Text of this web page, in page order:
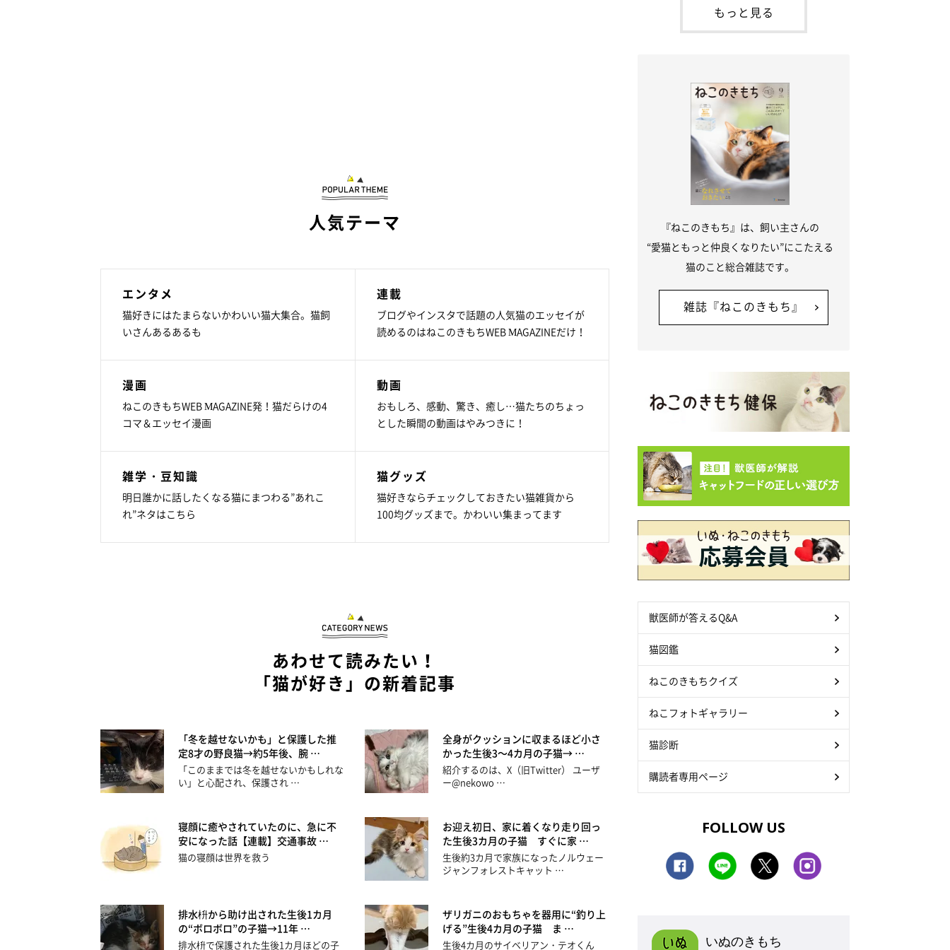
人気テーマ
エンタメ
猫好きにはたまらないかわいい猫大集合。猫飼
いさんあるあるも
連載
ブログやインスタで話題の人気猫のエッセイが
読めるのはねこのきもちWEB MAGAZINEだけ！
漫画
ねこのきもちWEB MAGAZINE発！猫だらけの4
コマ＆エッセイ漫画
動画
おもしろ、感動、驚き、癒し…猫たちのちょっ
とした瞬間の動画はやみつきに！
雑学・豆知識
明日誰かに話したくなる猫にまつわる”あれこ
れ”ネタはこちら
猫グッズ
猫好きならチェックしておきたい猫雑貨から
100均グッズまで。かわいい集まってます
あわせて読みたい！
「猫が好き」の新着記事
「冬を越せないかも」と保護した推
定8才の野良猫→約5年後、腕 …
「このままでは冬を越せないかもしれな
い」と心配され、保護され …
全身がクッションに収まるほど小さ
かった生後3～4カ月の子猫→ …
紹介するのは、X（旧Twitter） ユーザ
ー@nekowo …
寝顔に癒やされていたのに、急に不
安になった話【連載】交通事故 …
猫の寝顔は世界を救う
お迎え初日、家に着くなり走り回っ
た生後3カ月の子猫 すぐに家 …
生後約3カ月で家族になったノルウェー
ジャンフォレストキャット …
排水枡から助け出された生後1カ月
の“ボロボロ”の子猫→11年 …
排水枡で保護された生後1カ月ほどの子
ザリガニのおもちゃを器用に“釣り上
げる”生後4カ月の子猫 ま …
生後4カ月のサイベリアン・テオくん
本名：ドミトリー・ドンスコイ）。ドンち
ゃんは、保護猫でした。ドンちゃんが見つ
かったのは、飼い主さんの姉の勤め先の敷
もっと見る
『ねこのきもち』は、飼い主さんの
“愛猫ともっと仲良くなりたい”にこたえる
猫のこと総合雑誌です。
雑誌『ねこのきもち』
獣医師が答えるQ&A
猫図鑑
ねこのきもちクイズ
ねこフォトギャラリー
猫診断
購読者専用ページ
FOLLOW US
いぬのきもち